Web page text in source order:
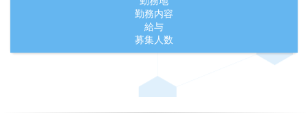
勤務内容
給与
募集人数